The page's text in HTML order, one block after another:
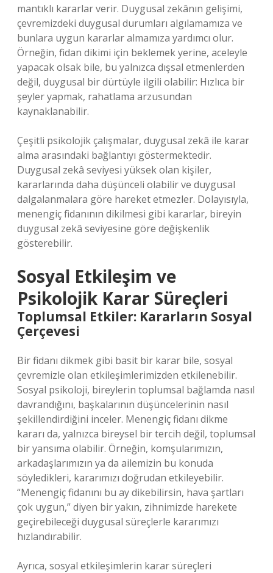
mantıklı kararlar verir. Duygusal zekânın gelişimi,
çevremizdeki duygusal durumları algılamamıza ve
bunlara uygun kararlar almamıza yardımcı olur.
Örneğin, fidan dikimi için beklemek yerine, aceleyle
yapacak olsak bile, bu yalnızca dışsal etmenlerden
değil, duygusal bir dürtüyle ilgili olabilir: Hızlıca bir
şeyler yapmak, rahatlama arzusundan
kaynaklanabilir.
Çeşitli psikolojik çalışmalar, duygusal zekâ ile karar
alma arasındaki bağlantıyı göstermektedir.
Duygusal zekâ seviyesi yüksek olan kişiler,
kararlarında daha düşünceli olabilir ve duygusal
dalgalanmalara göre hareket etmezler. Dolayısıyla,
menengiç fidanının dikilmesi gibi kararlar, bireyin
duygusal zekâ seviyesine göre değişkenlik
gösterebilir.
Sosyal Etkileşim ve
Psikolojik Karar Süreçleri
Toplumsal Etkiler: Kararların Sosyal
Çerçevesi
Bir fidanı dikmek gibi basit bir karar bile, sosyal
çevremizle olan etkileşimlerimizden etkilenebilir.
Sosyal psikoloji, bireylerin toplumsal bağlamda nasıl
davrandığını, başkalarının düşüncelerinin nasıl
şekillendirdiğini inceler. Menengiç fidanı dikme
kararı da, yalnızca bireysel bir tercih değil, toplumsal
bir yansıma olabilir. Örneğin, komşularımızın,
arkadaşlarımızın ya da ailemizin bu konuda
söyledikleri, kararımızı doğrudan etkileyebilir.
“Menengiç fidanını bu ay dikebilirsin, hava şartları
çok uygun,” diyen bir yakın, zihnimizde harekete
geçirebileceği duygusal süreçlerle kararımızı
hızlandırabilir.
Ayrıca, sosyal etkileşimlerin karar süreçleri